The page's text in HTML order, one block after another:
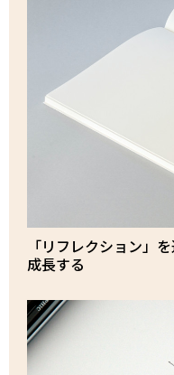
「リフレクション」
成長する